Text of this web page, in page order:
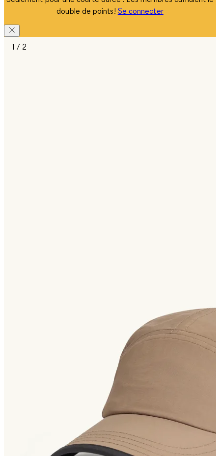
double de points! Se connecter
1 / 2